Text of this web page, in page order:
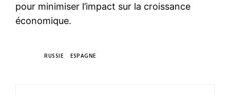
pour minimiser l’impact sur la croissance
économique.
RUSSIE ESPAGNE